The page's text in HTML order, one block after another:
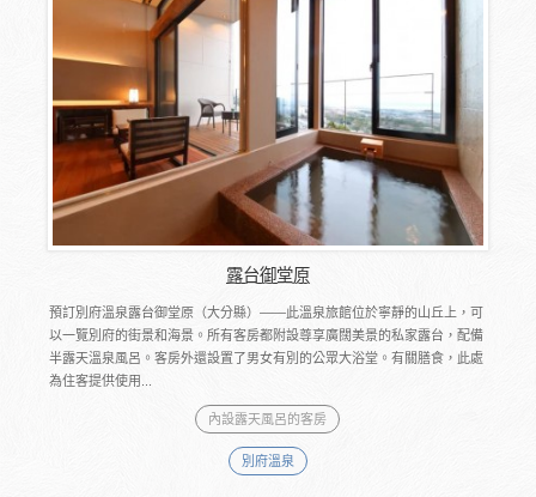
露台御堂原
預訂別府溫泉露台御堂原（大分縣）――此溫泉旅館位於寧靜的山丘上，可
以一覽別府的街景和海景。所有客房都附設尊享廣闊美景的私家露台，配備
半露天溫泉風呂。客房外還設置了男女有別的公眾大浴堂。有關膳食，此處
為住客提供使用...
內設露天風呂的客房
別府溫泉